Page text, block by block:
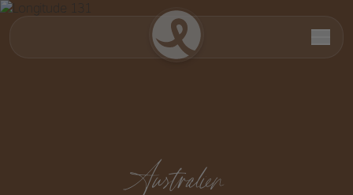
Australien